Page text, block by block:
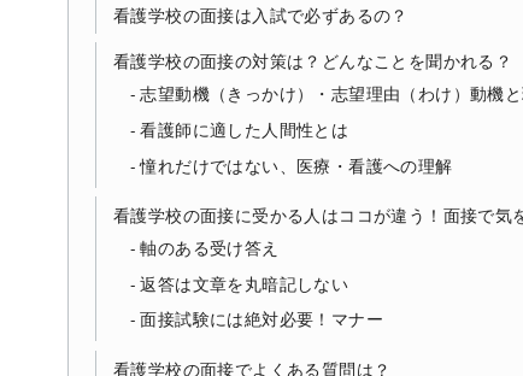
看護学校の面接は入試で必ずあるの？
看護学校の面接の対策は？どんなことを聞かれる？
志望動機（きっかけ）・志望理由（わけ）動機
看護師に適した人間性とは
憧れだけではない、医療・看護への理解
看護学校の面接に受かる人はココが違う！面接で気
軸のある受け答え
返答は文章を丸暗記しない
面接試験には絶対必要！マナー
看護学校の面接でよくある質問は？